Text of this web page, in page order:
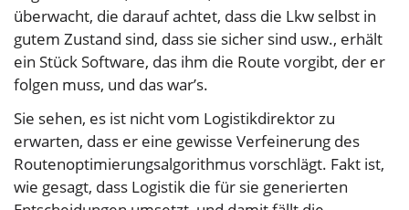
überwacht, die darauf achtet, dass die Lkw selbst in
gutem Zustand sind, dass sie sicher sind usw., erhält
ein Stück Software, das ihm die Route vorgibt, der er
folgen muss, und das war’s.
Sie sehen, es ist nicht vom Logistikdirektor zu
erwarten, dass er eine gewisse Verfeinerung des
Routenoptimierungsalgorithmus vorschlägt. Fakt ist,
wie gesagt, dass Logistik die für sie generierten